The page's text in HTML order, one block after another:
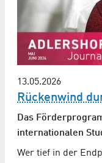
13.05.2026
Rückenwind
Das
internationalen
Wer tief in der